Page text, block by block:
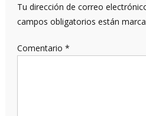
Tu dirección de correo
campos obligatorios están
Comentario *